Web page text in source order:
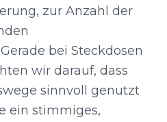
zur Anzahl der
bei Steckdosen
wir darauf, dass
sinnvoll genutzt
ein stimmiges,